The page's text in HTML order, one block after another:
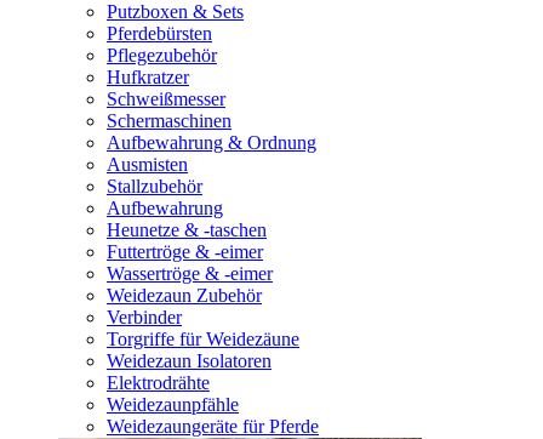
Putzboxen & Sets
Pferdebürsten
Pflegezubehör
Hufkratzer
Schweißmesser
Schermaschinen
Aufbewahrung & Ordnung
Ausmisten
Stallzubehör
Aufbewahrung
Heunetze & -taschen
Futtertröge & -eimer
Wassertröge & -eimer
Weidezaun Zubehör
Verbinder
Torgriffe für Weidezäune
Weidezaun Isolatoren
Elektrodrähte
Weidezaunpfähle
Weidezaungeräte für Pferde